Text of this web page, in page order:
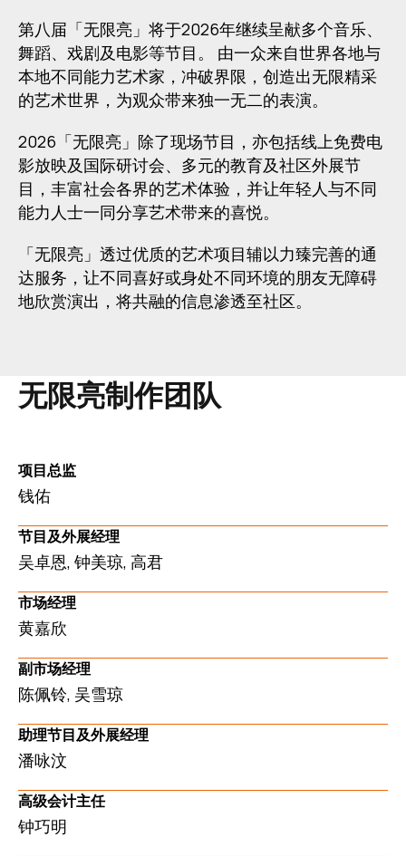
第八届「无限亮」将于2026年继续呈献多个音乐、
舞蹈、戏剧及电影等节目。 由一众来自世界各地与
本地不同能力艺术家，冲破界限，创造出无限精采
的艺术世界，为观众带来独一无二的表演。
2026「无限亮」除了现场节目，亦包括线上免费电
影放映及国际研讨会、多元的教育及社区外展节
目，丰富社会各界的艺术体验，并让年轻人与不同
能力人士一同分享艺术带来的喜悦。
「无限亮」透过优质的艺术项目辅以力臻完善的通
达服务，让不同喜好或身处不同环境的朋友无障碍
地欣赏演出，将共融的信息渗透至社区。
无限亮制作团队
项目总监
钱佑
节目及外展经理
吴卓恩, 钟美琼, 高君
市场经理
黄嘉欣
副市场经理
陈佩铃, 吴雪琼
助理节目及外展经理
潘咏汶
高级会计主任
钟巧明